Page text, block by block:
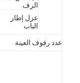
الرف
عزل إطار
الباب
عدد رفوف العينة